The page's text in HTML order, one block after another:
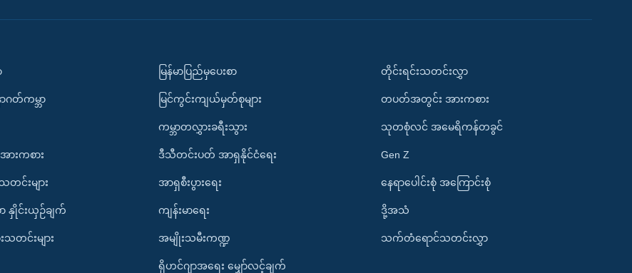
ဂတ်ကမ္ဘာ
းကစား
င်းများ
ာ နှိုင်းယှဉ်ချက်
းသတင်းများ
မြန်မာပြည်မှပေးစာ
မြင်ကွင်းကျယ်မှတ်စုများ
ကမ္ဘာတလွှားခရီးသွား
ဒီသီတင်းပတ် အာရှနိုင်ငံရေး
အာရှစီးပွားရေး
ကျန်းမာရေး
အမျိုးသမီးကဏ္ဍ
ရိုဟင်ဂျာအရေး မျှော်လင့်ချက်
တိုင်းရင်းသတင်းလွှာ
တပတ်အတွင်း အားကစား
သုတစုံလင် အမေရိကန်တခွင်
Gen Z
နေရာပေါင်းစုံ အကြောင်းစုံ
ဒို့အသံ
သက်တံရောင်သတင်းလွှာ